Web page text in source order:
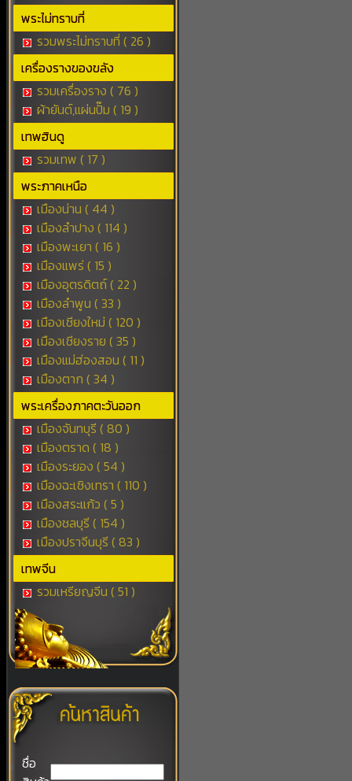
พระไม่ทราบที่
รวมพระไม่ทราบที่ ( 26 )
เครื่องรางของขลัง
รวมเครื่องราง ( 76 )
ผ้ายันต์,แผ่นปั๊ม ( 19 )
เทพฮินดู
รวมเทพ ( 17 )
พระภาคเหนือ
เมืองน่าน ( 44 )
เมืองลำปาง ( 114 )
เมืองพะเยา ( 16 )
เมืองแพร่ ( 15 )
เมืองอุตรดิตถ์ ( 22 )
เมืองลำพูน ( 33 )
เมืองเชียงใหม่ ( 120 )
เมืองเชียงราย ( 35 )
เมืองแม่ฮ่องสอน ( 11 )
เมืองตาก ( 34 )
พระเครื่องภาคตะวันออก
เมืองจันทบุรี ( 80 )
เมืองตราด ( 18 )
เมืองระยอง ( 54 )
เมืองฉะเชิงเทรา ( 110 )
เมืองสระแก้ว ( 5 )
เมืองชลบุรี ( 154 )
เมืองปราจีนบุรี ( 83 )
เทพจีน
รวมเหรียญจีน ( 51 )
ชื่อ